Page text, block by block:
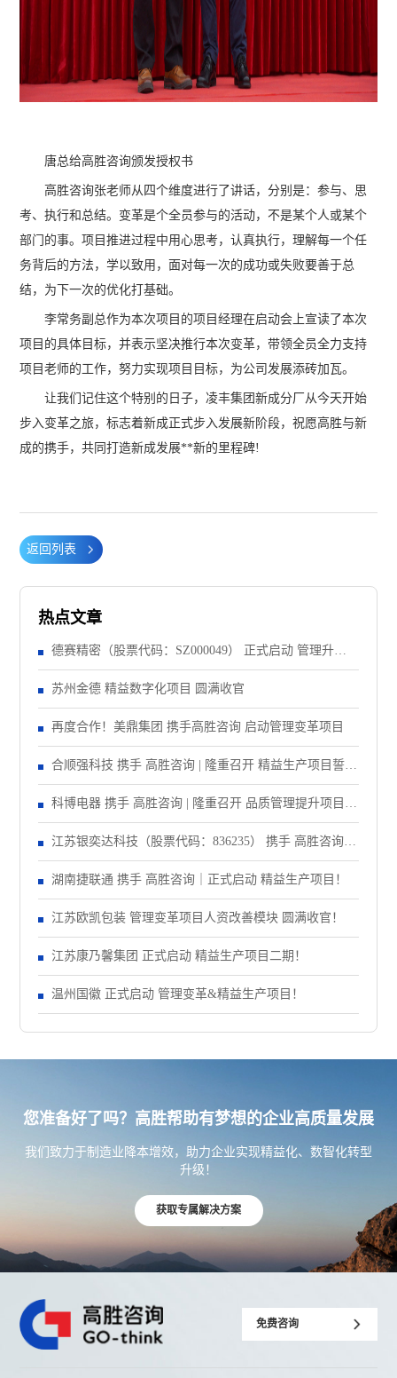
唐总给高胜咨询颁发授权书
高胜咨询张老师从四个维度进行了讲话，分别是：参与、思
考、执行和总结。变革是个全员参与的活动，不是某个人或某个
部门的事。项目推进过程中用心思考，认真执行，理解每一个任
务背后的方法，学以致用，面对每一次的成功或失败要善于总
结，为下一次的优化打基础。
李常务副总作为本次项目的项目经理在启动会上宣读了本次
项目的具体目标，并表示坚决推行本次变革，带领全员全力支持
项目老师的工作，努力实现项目目标，为公司发展添砖加瓦。
让我们记住这个特别的日子，凌丰集团新成分厂从今天开始
步入变革之旅，标志着新成正式步入发展新阶段，祝愿高胜与新
成的携手，共同打造新成发展**新的里程碑!
返回列表
热点文章
德赛精密（股票代码：SZ000049） 正式启动 管理升级&
精益注塑项目！
苏州金德 精益数字化项目 圆满收官
再度合作！美鼎集团 携手高胜咨询 启动管理变革项目
合顺强科技 携手 高胜咨询 | 隆重召开 精益生产项目誓师
大会！
科博电器 携手 高胜咨询 | 隆重召开 品质管理提升项目启
动大会！
江苏银奕达科技（股票代码：836235） 携手 高胜咨询｜
正式启动 管理变革项目
湖南捷联通 携手 高胜咨询｜正式启动 精益生产项目！
江苏欧凯包装 管理变革项目人资改善模块 圆满收官！
江苏康乃馨集团 正式启动 精益生产项目二期！
温州国徽 正式启动 管理变革&精益生产项目！
您准备好了吗？高胜帮助有梦想的企业高质量发展
我们致力于制造业降本增效，助力企业实现精益化、数智化转型
升级！
获取专属解决方案
免费咨询